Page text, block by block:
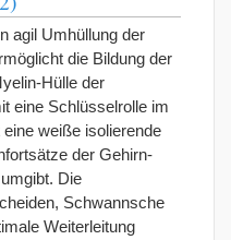
agil Umhüllung der
die Bildung der
Hülle der
eine Schlüsselrolle im
weiße isolierende
der Gehirn-
Die
Schwannsche
Weiterleitung